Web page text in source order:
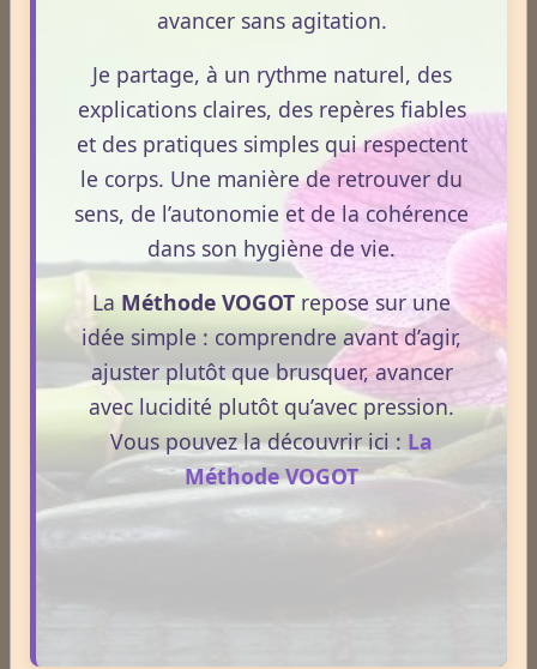
Newsletter #310 - avril 2026
Newsletter #309 - mars 2026
ESPACE PUBLICITAIRE
Format : 300 × 600 px
Emplacement disponible
Cliquez ici pour consulter les
avancer sans agitation.
Je partage, à un rythme naturel, des
explications claires, des repères fiables
et des pratiques simples qui respectent
le corps. Une manière de retrouver du
sens, de l’autonomie et de la cohérence
dans son hygiène de vie.
La Méthode VOGOT repose sur une
idée simple : comprendre avant d’agir,
ajuster plutôt que brusquer, avancer
avec lucidité plutôt qu’avec pression.
Vous pouvez la découvrir ici : La
Méthode VOGOT